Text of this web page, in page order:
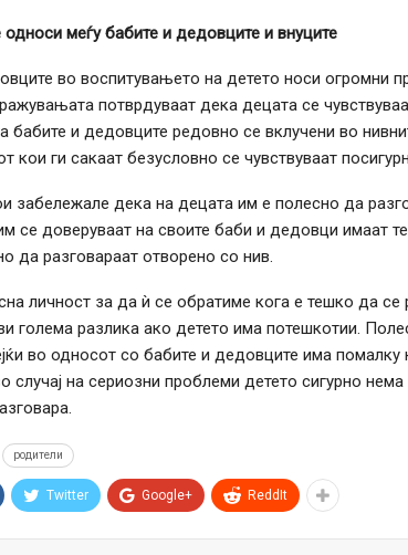
меѓу бабите и дедовците и внуците
во воспитувањето на детето носи огромни
потврдуваат дека децата се
бабите и дедовците редовно се вклучени во
кои ги сакаат безусловно се чувствуваат
забележале дека на децата им е полесно да
се доверуваат на своите баби и дедовци имаат
да разговараат отворено со нив.
личност за да ѝ се обратиме кога е тешко да се
голема разлика ако детето има потешкотии.
во односот со бабите и дедовците има помалку
случај на сериозни проблеми детето сигурно
родители
Twitter Google+ ReddIt